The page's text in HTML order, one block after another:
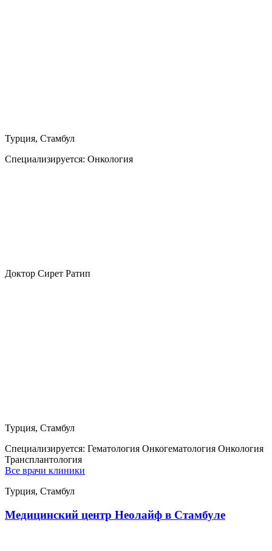
Турция, Стамбул
Специализируется: Онкология
Доктор Сирет Ратип
Турция, Стамбул
Специализируется: Гематология Онкогематология Онкология
Трансплантология
Все врачи клиники
Турция, Стамбул
Медицинский центр Неолайф в Стамбуле